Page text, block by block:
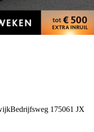
Bedrijfsweg 175061 JX